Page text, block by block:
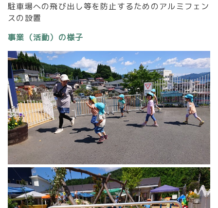
駐車場への飛び出し等を防止するためのアルミフェン
スの設置
事業（活動）の様子